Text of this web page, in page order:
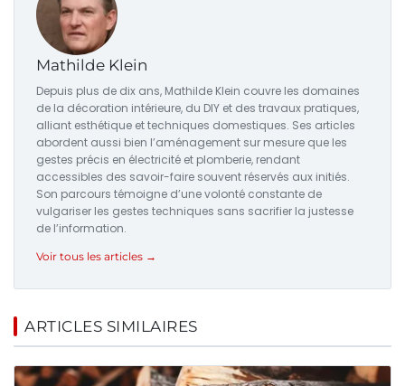
Mathilde Klein
Depuis plus de dix ans, Mathilde Klein couvre les domaines
de la décoration intérieure, du DIY et des travaux pratiques,
alliant esthétique et techniques domestiques. Ses articles
abordent aussi bien l’aménagement sur mesure que les
gestes précis en électricité et plomberie, rendant
accessibles des savoir-faire souvent réservés aux initiés.
Son parcours témoigne d’une volonté constante de
vulgariser les gestes techniques sans sacrifier la justesse
de l’information.
Voir tous les articles →
ARTICLES SIMILAIRES